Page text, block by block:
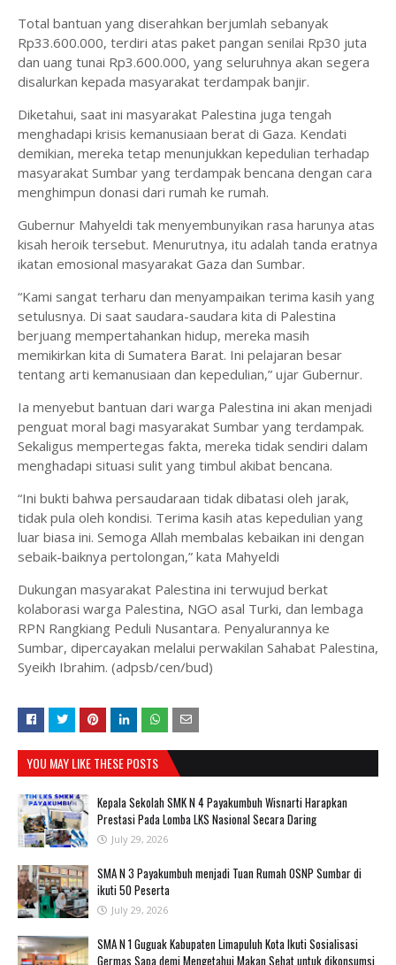
Total bantuan yang diserahkan berjumlah sebanyak
Rp33.600.000, terdiri atas paket pangan senilai Rp30 juta
dan uang tunai Rp3.600.000, yang seluruhnya akan segera
disalurkan kepada masyarakat terdampak banjir.
Diketahui, saat ini masyarakat Palestina juga tengah
menghadapi krisis kemanusiaan berat di Gaza. Kendati
demikian, mereka tetap menunjukkan kepedulian terhadap
masyarakat Sumbar yang terdampak bencana dengan cara
menghimpun donasi dari rumah ke rumah.
Gubernur Mahyeldi tak menyembunyikan rasa harunya atas
kisah heroik tersebut. Menurutnya, itu adalah tanda eratnya
ikatan emosional masyarakat Gaza dan Sumbar.
“Kami sangat terharu dan menyampaikan terima kasih yang
setulusnya. Di saat saudara-saudara kita di Palestina
berjuang mempertahankan hidup, mereka masih
memikirkan kita di Sumatera Barat. Ini pelajaran besar
tentang arti kemanusiaan dan kepedulian,” ujar Gubernur.
Ia menyebut bantuan dari warga Palestina ini akan menjadi
penguat moral bagi masyarakat Sumbar yang terdampak.
Sekaligus mempertegas fakta, mereka tidak sendiri dalam
menghadapi situasi sulit yang timbul akibat bencana.
“Ini bukti bahwa persaudaraan tidak dibatasi oleh jarak,
tidak pula oleh kondisi. Terima kasih atas kepedulian yang
luar biasa ini. Semoga Allah membalas kebaikan ini dengan
sebaik-baiknya pertolongan,” kata Mahyeldi
Dukungan masyarakat Palestina ini terwujud berkat
kolaborasi warga Palestina, NGO asal Turki, dan lembaga
RPN Rangkiang Peduli Nusantara. Penyalurannya ke
Sumbar, dipercayakan melalui perwakilan Sahabat Palestina,
Syeikh Ibrahim. (adpsb/cen/bud)
YOU MAY LIKE THESE POSTS
Kepala Sekolah SMK N 4 Payakumbuh Wisnarti Harapkan
Prestasi Pada Lomba LKS Nasional Secara Daring
July 29, 2026
SMA N 3 Payakumbuh menjadi Tuan Rumah OSNP Sumbar di
ikuti 50 Peserta
July 29, 2026
SMA N 1 Guguak Kabupaten Limapuluh Kota Ikuti Sosialisasi
Germas Sapa demi Mengetahui Makan Sehat untuk dikonsumsi